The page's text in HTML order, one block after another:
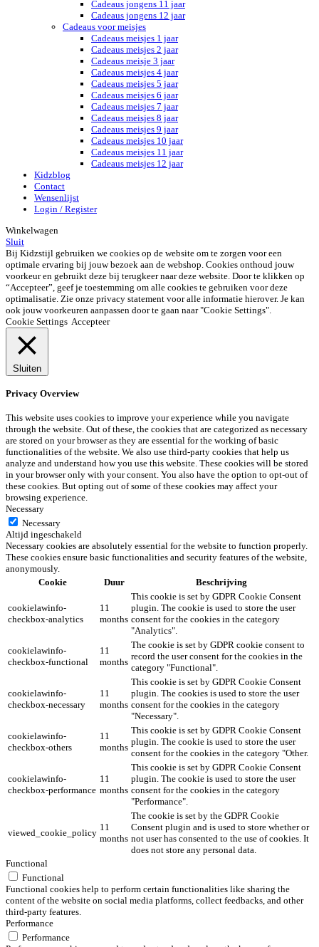
Cadeaus jongens 11 jaar
Cadeaus jongens 12 jaar
Cadeaus voor meisjes
Cadeaus meisjes 1 jaar
Cadeaus meisjes 2 jaar
Cadeaus meisje 3 jaar
Cadeaus meisjes 4 jaar
Cadeaus meisjes 5 jaar
Cadeaus meisjes 6 jaar
Cadeaus meisjes 7 jaar
Cadeaus meisjes 8 jaar
Cadeaus meisjes 9 jaar
Cadeaus meisjes 10 jaar
Cadeaus meisjes 11 jaar
Cadeaus meisjes 12 jaar
Kidzblog
Contact
Wensenlijst
Login / Register
Winkelwagen
Sluit
Bij Kidzstijl gebruiken we cookies op de website om te zorgen voor een
optimale ervaring bij jouw bezoek aan de webshop. Cookies onthoud jouw
voorkeur en gebruikt deze bij terugkeer naar deze website. Door te klikken op
“Accepteer”, geef je toestemming om alle cookies te gebruiken voor deze
optimalisatie. Zie onze privacy statement voor alle informatie hierover. Je kan
ook jouw voorkeuren aanpassen door te gaan naar "Cookie Settings".
Cookie Settings Accepteer
Sluiten
Privacy Overview
This website uses cookies to improve your experience while you navigate
through the website. Out of these, the cookies that are categorized as necessary
are stored on your browser as they are essential for the working of basic
functionalities of the website. We also use third-party cookies that help us
analyze and understand how you use this website. These cookies will be stored
in your browser only with your consent. You also have the option to opt-out of
these cookies. But opting out of some of these cookies may affect your
browsing experience.
Necessary
Necessary
Altijd ingeschakeld
Necessary cookies are absolutely essential for the website to function properly.
These cookies ensure basic functionalities and security features of the website,
anonymously.
Cookie
Duur Beschrijving
cookielawinfo-
checkbox-analytics
11
months
This cookie is set by GDPR Cookie Consent
plugin. The cookie is used to store the user
consent for the cookies in the category
"Analytics".
cookielawinfo-
checkbox-functional
11
months
The cookie is set by GDPR cookie consent to
record the user consent for the cookies in the
category "Functional".
cookielawinfo-
checkbox-necessary
11
months
This cookie is set by GDPR Cookie Consent
plugin. The cookies is used to store the user
consent for the cookies in the category
"Necessary".
cookielawinfo-
checkbox-others
11
months
This cookie is set by GDPR Cookie Consent
plugin. The cookie is used to store the user
consent for the cookies in the category "Other.
cookielawinfo-
checkbox-performance
11
months
This cookie is set by GDPR Cookie Consent
plugin. The cookie is used to store the user
consent for the cookies in the category
"Performance".
viewed_cookie_policy
11
months
The cookie is set by the GDPR Cookie
Consent plugin and is used to store whether or
not user has consented to the use of cookies. It
does not store any personal data.
Functional
Functional
Functional cookies help to perform certain functionalities like sharing the
content of the website on social media platforms, collect feedbacks, and other
third-party features.
Performance
Performance